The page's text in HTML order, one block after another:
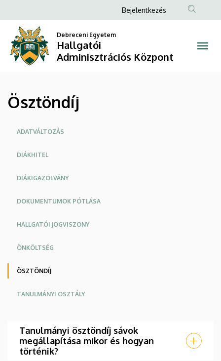
Hallgatói
Adminisztrációs
Központ
a
tartalomra
Anonim
menüje
Bejelentkezés
Debreceni Egyetem
Hallgatói
Adminisztrációs Központ
Ösztöndíj
Oldalmenü
ADATVÁLTOZÁS
DIÁKHITEL
DIÁKIGAZOLVÁNY
DOKUMENTUMOK PÓTLÁSA
HALLGATÓI JOGVISZONY
ÖNKÖLTSÉG
ÖSZTÖNDÍJ
TANULMÁNYI OSZTÁLY
Tanulmányi ösztöndíj sávok
megállapítása mikor és hogyan
történik?